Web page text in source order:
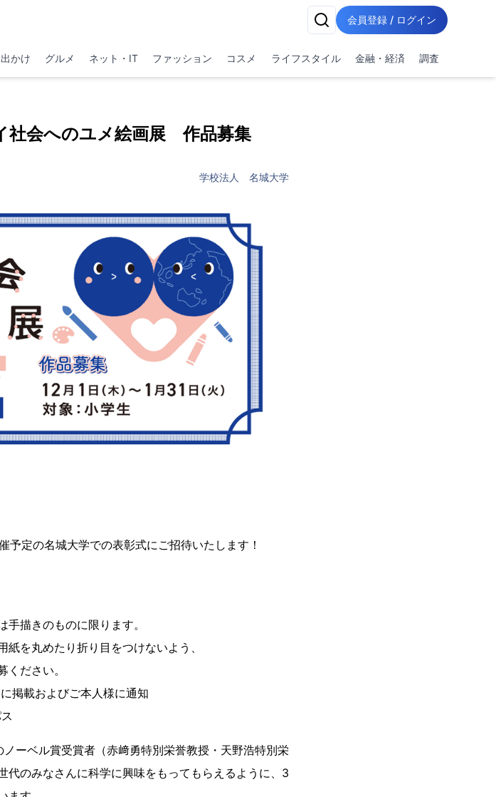
会員登録 / ログイン
かけ グルメ ネット・IT ファッション コスメ ライフスタイル 金融・経済 調査
社会へのユメ絵画展 作品募集
学校法人 名城大学
定の名城大学での表彰式にご招待いたします！
描きのものに限ります。
を丸めたり折り目をつけないよう、
ださい。
掲載およびご本人様に通知
ーベル賞受賞者（赤﨑勇特別栄誉教授・天野浩特別栄
のみなさんに科学に興味をもってもらえるように、3